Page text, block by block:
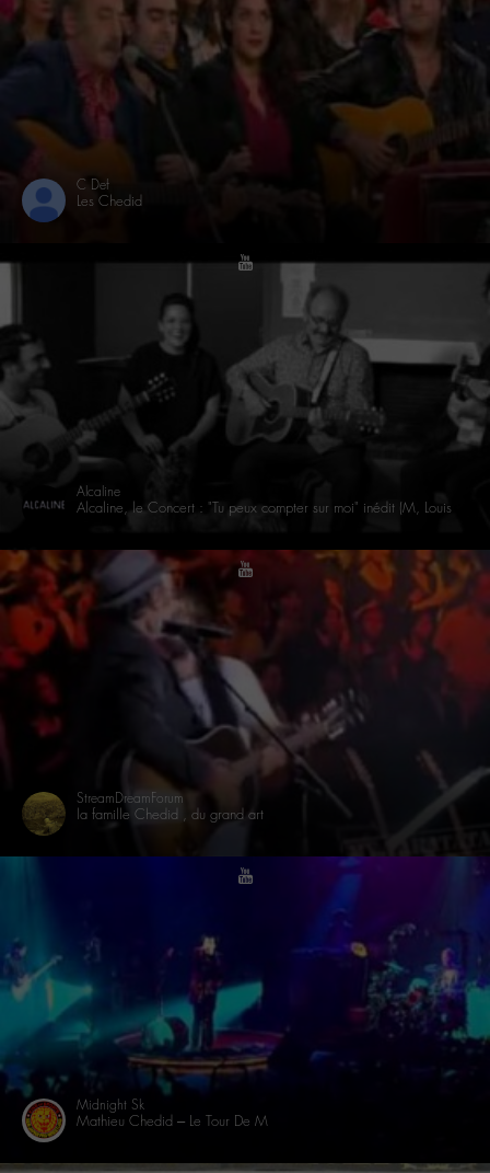
C Def
Les Chedid
Alcaline
youtube
StreamDreamForum
la famille Chedid , du grand art
youtube
Midnight Sk
Mathieu Chedid – Le Tour De M
youtube